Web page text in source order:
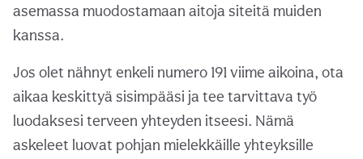
asemassa muodostamaan aitoja siteitä muiden
kanssa.
Jos olet nähnyt enkeli numero 191 viime aikoina, ota
aikaa keskittyä sisimpääsi ja tee tarvittava työ
luodaksesi terveen yhteyden itseesi. Nämä
askeleet luovat pohjan mielekkäille yhteyksille